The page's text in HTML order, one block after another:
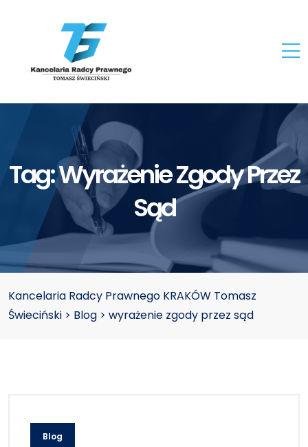
Tag:Wyrażenie Zgody Przez
Sąd
Kancelaria Radcy Prawnego KRAKÓW Tomasz
Świeciński > Blog > wyrażenie zgody przez sąd
Blog